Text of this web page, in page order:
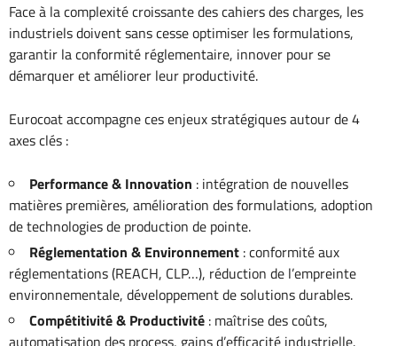
Face à la complexité croissante des cahiers des charges, les
industriels doivent sans cesse optimiser les formulations,
garantir la conformité réglementaire, innover pour se
démarquer et améliorer leur productivité.
Eurocoat accompagne ces enjeux stratégiques autour de 4
axes clés :
Performance & Innovation : intégration de nouvelles
matières premières, amélioration des formulations, adoption
de technologies de production de pointe.
Réglementation & Environnement : conformité aux
réglementations (REACH, CLP…), réduction de l’empreinte
environnementale, développement de solutions durables.
Compétitivité & Productivité : maîtrise des coûts,